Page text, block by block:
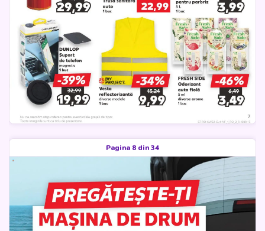
Pagina 8 din 34